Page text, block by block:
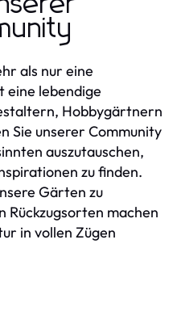
als nur eine
eine lebendige
Hobbygärtnern
Sie unserer Community
auszutauschen,
zu finden.
Gärten zu
Rückzugsorten machen
in vollen Zügen